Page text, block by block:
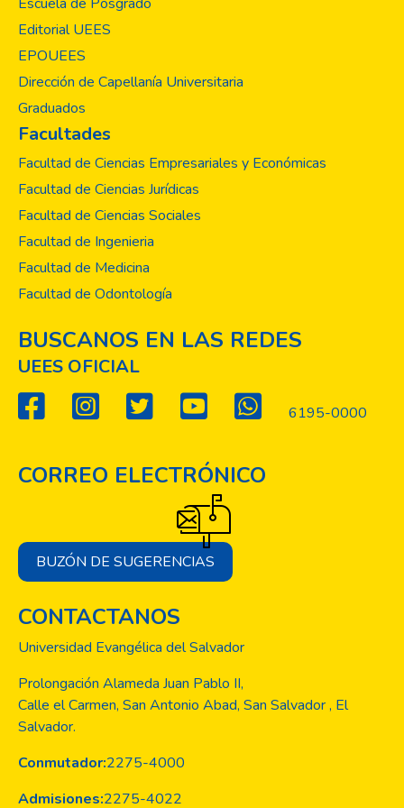
científica, la cual busca mejorar la calidad de
estomatognático; buscando soluciones
idóneas a los problemas que afectan a la
y transmitir una serie de emociones a través
de las expresiones faciales con confianza y
complejo cráneo-facial.
Editorial UEES
EPOUEES
Dirección de Capellanía Universitaria
Graduados
Facultades
Facultad de Ciencias Empresariales y Económicas
Facultad de Ciencias Jurídicas
Facultad de Ciencias Sociales
Facultad de Ingenieria
Facultad de Medicina
Facultad de Odontología
BUSCANOS EN LAS REDES
UEES OFICIAL
6195-0000
CORREO ELECTRÓNICO
BUZÓN DE SUGERENCIAS
CONTACTANOS
Universidad Evangélica del Salvador
Prolongación Alameda Juan Pablo II,
Calle el Carmen, San Antonio Abad, San Salvador , El
Salvador.
Conmutador:2275-4000
Admisiones:2275-4022